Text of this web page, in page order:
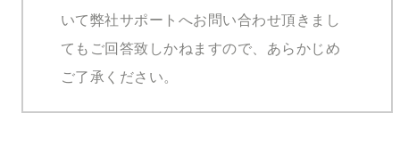
いて弊社サポートへお問い合わせ頂きまし
てもご回答致しかねますので、あらかじめ
ご了承ください。